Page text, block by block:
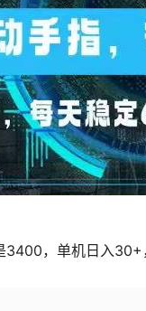
，单机日入